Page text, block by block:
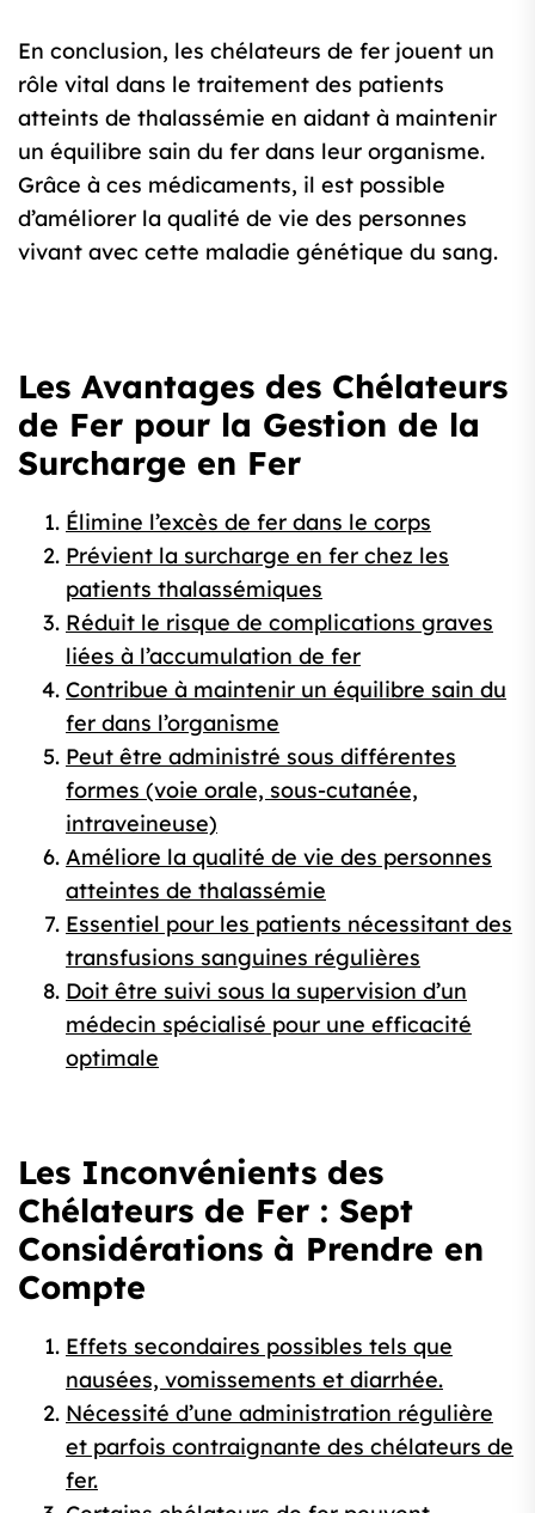
En conclusion, les chélateurs de fer jouent un
rôle vital dans le traitement des patients
atteints de thalassémie en aidant à maintenir
un équilibre sain du fer dans leur organisme.
Grâce à ces médicaments, il est possible
d’améliorer la qualité de vie des personnes
vivant avec cette maladie génétique du sang.
Les Avantages des Chélateurs
de Fer pour la Gestion de la
Surcharge en Fer
Élimine l’excès de fer dans le corps
Prévient la surcharge en fer chez les
patients thalassémiques
Réduit le risque de complications graves
liées à l’accumulation de fer
Contribue à maintenir un équilibre sain du
fer dans l’organisme
Peut être administré sous différentes
formes (voie orale, sous-cutanée,
intraveineuse)
Améliore la qualité de vie des personnes
atteintes de thalassémie
Essentiel pour les patients nécessitant des
transfusions sanguines régulières
Doit être suivi sous la supervision d’un
médecin spécialisé pour une efficacité
optimale
Les Inconvénients des
Chélateurs de Fer : Sept
Considérations à Prendre en
Compte
Effets secondaires possibles tels que
nausées, vomissements et diarrhée.
Nécessité d’une administration régulière
et parfois contraignante des chélateurs de
fer.